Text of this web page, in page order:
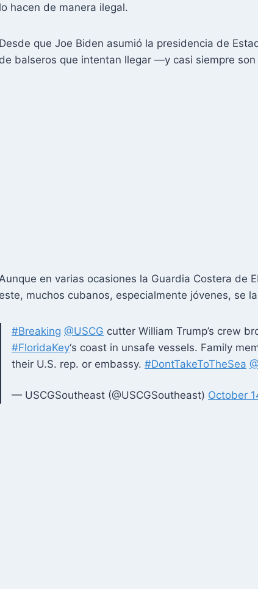
lo hacen de manera ilegal.
Desde que Joe Biden asumió la presidencia de
de balseros que intentan llegar —y casi siempre
Aunque en varias ocasiones la Guardia Costera de
este, muchos cubanos, especialmente jóvenes, se
#Breaking @USCG cutter William Trump’s crew
#FloridaKey‘s coast in unsafe vessels. Family
their U.S. rep. or embassy. #DontTakeToTheSea
— USCGSoutheast (@USCGSoutheast) October